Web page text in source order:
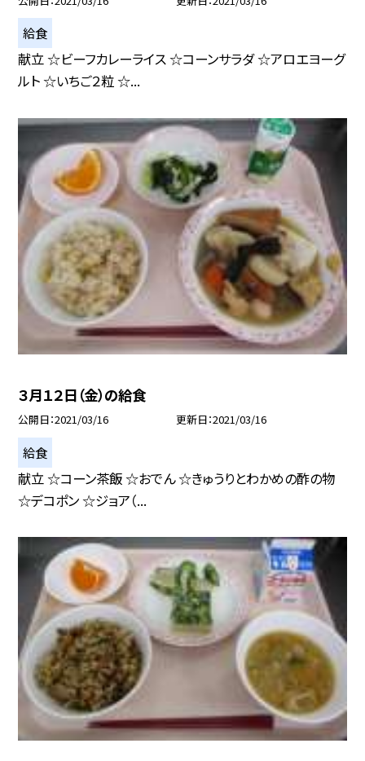
給食
献立 ☆ビーフカレーライス ☆コーンサラダ ☆アロエヨーグ
ルト ☆いちご２粒 ☆...
３月１２日（金）の給食
公開日 2021/03/16 更新日 2021/03/16
給食
献立 ☆コーン茶飯 ☆おでん ☆きゅうりとわかめの酢の物
☆デコポン ☆ジョア（...